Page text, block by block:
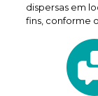
dispersas em
fins, conforme